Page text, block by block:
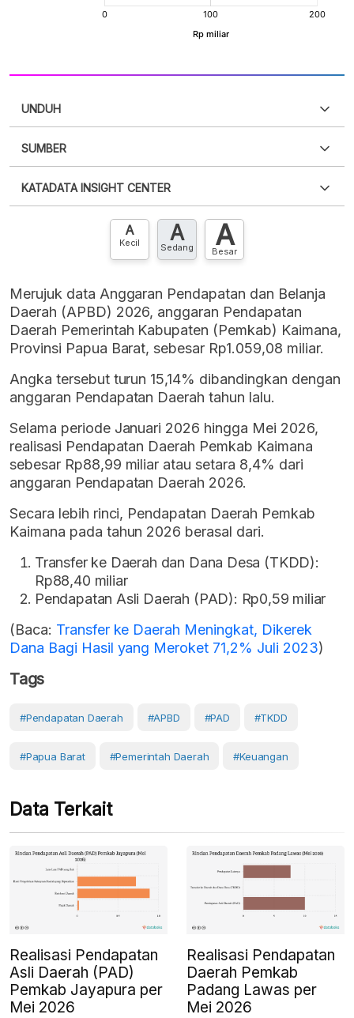
UNDUH
XLS
SUMBER
punya akun?Silakan Daftar sekarang
KATADATA INSIGHT CENTER
Hubungi sekarang »
A
Kecil A
Sedang A
Besar
Merujuk data Anggaran Pendapatan dan Belanja
Daerah (APBD) 2026, anggaran Pendapatan
Daerah Pemerintah Kabupaten (Pemkab) Kaimana,
Provinsi Papua Barat, sebesar Rp1.059,08 miliar.
Angka tersebut turun 15,14% dibandingkan dengan
anggaran Pendapatan Daerah tahun lalu.
Selama periode Januari 2026 hingga Mei 2026,
realisasi Pendapatan Daerah Pemkab Kaimana
sebesar Rp88,99 miliar atau setara 8,4% dari
anggaran Pendapatan Daerah 2026.
Secara lebih rinci, Pendapatan Daerah Pemkab
Kaimana pada tahun 2026 berasal dari.
Transfer ke Daerah dan Dana Desa (TKDD):
Rp88,40 miliar
Pendapatan Asli Daerah (PAD): Rp0,59 miliar
(Baca: Transfer ke Daerah Meningkat, Dikerek
Dana Bagi Hasil yang Meroket 71,2% Juli 2023)
Tags
#Pendapatan Daerah #APBD #PAD #TKDD
#Papua Barat #Pemerintah Daerah #Keuangan
Data Terkait
Realisasi Pendapatan
Asli Daerah (PAD)
Pemkab Jayapura per
Mei 2026
Realisasi Pendapatan
Daerah Pemkab
Padang Lawas per
Mei 2026